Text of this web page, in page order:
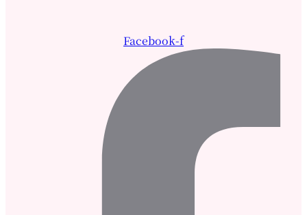
Facebook-f